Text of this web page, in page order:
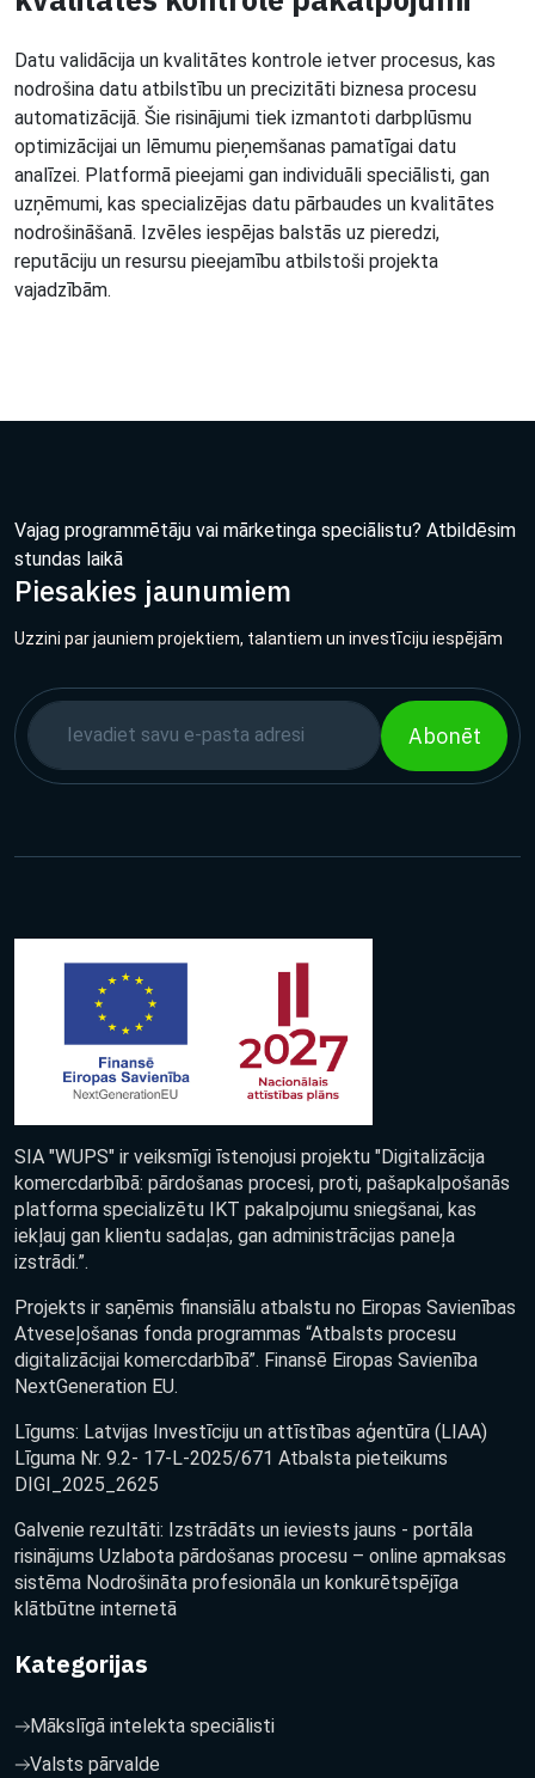
Datu validācija un kvalitātes kontrole ietver procesus, kas
nodrošina datu atbilstību un precizitāti biznesa procesu
automatizācijā. Šie risinājumi tiek izmantoti darbplūsmu
optimizācijai un lēmumu pieņemšanas pamatīgai datu
analīzei. Platformā pieejami gan individuāli speciālisti, gan
uzņēmumi, kas specializējas datu pārbaudes un kvalitātes
nodrošināšanā. Izvēles iespējas balstās uz pieredzi,
reputāciju un resursu pieejamību atbilstoši projekta
vajadzībām.
Vajag programmētāju vai mārketinga speciālistu? Atbildēsim
stundas laikā
Piesakies jaunumiem
Uzzini par jauniem projektiem, talantiem un investīciju iespējām
Abonēt
SIA "WUPS" ir veiksmīgi īstenojusi projektu "Digitalizācija
komercdarbībā: pārdošanas procesi, proti, pašapkalpošanās
platforma specializētu IKT pakalpojumu sniegšanai, kas
iekļauj gan klientu sadaļas, gan administrācijas paneļa
izstrādi.”.
Projekts ir saņēmis finansiālu atbalstu no Eiropas Savienības
Atveseļošanas fonda programmas “Atbalsts procesu
digitalizācijai komercdarbībā”. Finansē Eiropas Savienība
NextGeneration EU.
Līgums: Latvijas Investīciju un attīstības aģentūra (LIAA)
Līguma Nr. 9.2- 17-L-2025/671 Atbalsta pieteikums
DIGI_2025_2625
Galvenie rezultāti: Izstrādāts un ieviests jauns - portāla
risinājums Uzlabota pārdošanas procesu – online apmaksas
sistēma Nodrošināta profesionāla un konkurētspējīga
klātbūtne internetā
Kategorijas
Mākslīgā intelekta speciālisti
Valsts pārvalde